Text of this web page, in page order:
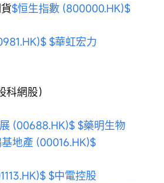
$恒生指數 (800000.HK)$
$華虹宏力
網股）
(00688.HK)$ $藥明生物
地產 (00016.HK)$
$中電控股